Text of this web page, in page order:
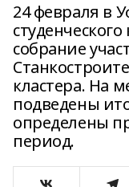
24 февраля в
собрание
кластера. На
подведены
определены
период.